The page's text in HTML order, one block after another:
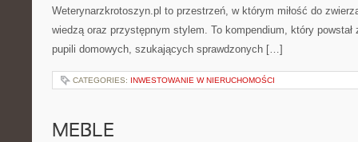
Weterynarzkrotoszyn.pl to przestrzeń, w którym miłość do
wiedzą oraz przystępnym stylem. To kompendium, który powstał
pupili domowych, szukających sprawdzonych […]
CATEGORIES: INWESTOWANIE W NIERUCHOMOŚCI
MEBLE